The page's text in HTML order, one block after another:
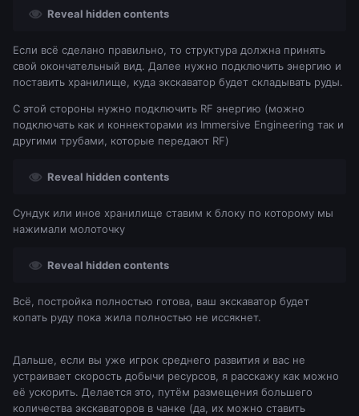
Reveal hidden contents
Если всё сделано правильно, то структура должна принять
свой окончательный вид. Далее нужно подключить энергию и
поставить хранилище, куда экскаватор будет складывать руды.
С этой стороны нужно подключить RF энергию (можно
подключать как и коннекторами из Immersive Engineering так и
другими трубами, которые передают RF)
Reveal hidden contents
Сундук или иное хранилище ставим к блоку по которому мы
нажимали молоточку
Reveal hidden contents
Всё, постройка полностью готова, ваш экскаватор будет
копать руду пока жила полностью не иссякнет.
Дальше, если вы уже игрок среднего развития и вас не
устраивает скорость добычи ресурсов, я расскажу как можно
её ускорить. Делается это, путём размещения большего
количества экскаваторов в чанке (да, их можно ставить